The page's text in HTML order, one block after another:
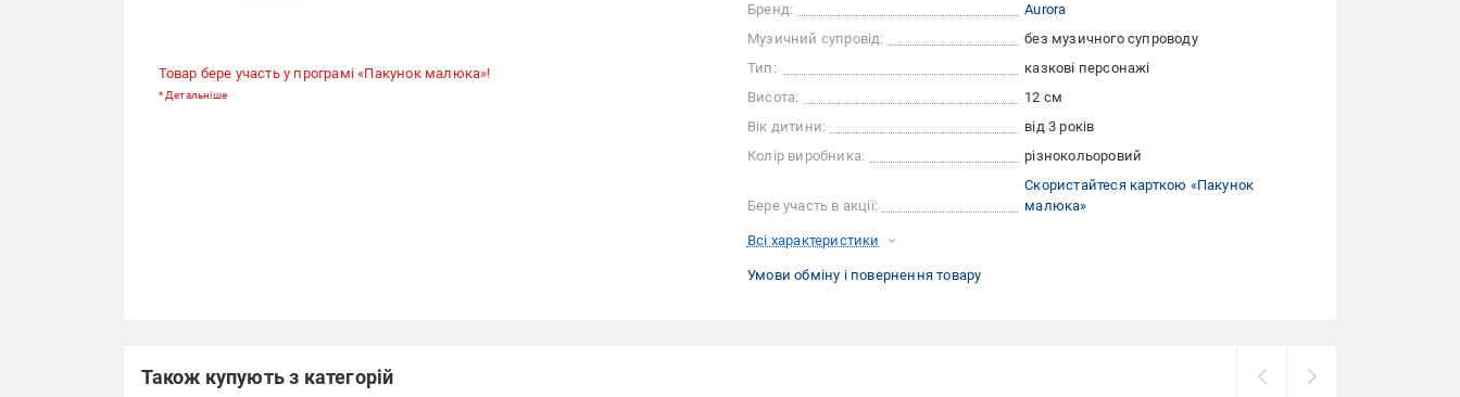
Товар бере участь у програмі «Пакунок малюка»!
*Детальніше
Бренд:
Aurora
Музичний супровід:
без музичного супроводу
Тип:
казкові персонажі
Висота:
12 см
Вік дитини:
від 3 років
Колір виробника:
різнокольоровий
Бере участь в акції:
Скористайтеся карткою «Пакунок
малюка»
Всі характеристики
Умови обміну і повернення товару
Також купують з категорій